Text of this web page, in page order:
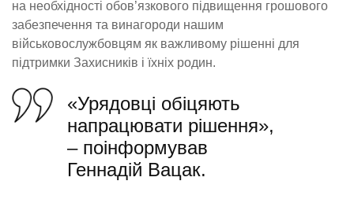
на необхідності обов’язкового підвищення грошового
забезпечення та винагороди нашим
військовослужбовцям як важливому рішенні для
підтримки Захисників і їхніх родин.
«Урядовці обіцяють
напрацювати рішення»,
– поінформував
Геннадій Вацак.